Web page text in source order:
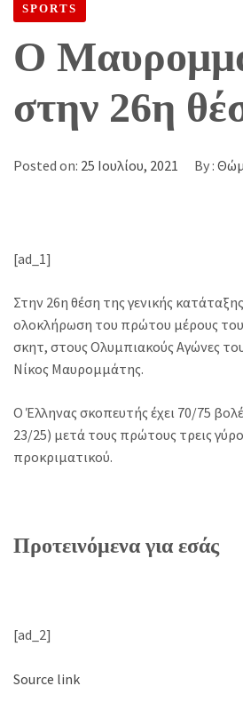
SPORTS
Ο
στην 26η
Posted on: 25 Ιουλίου, 2021 By :
[ad_1]
Στην 26η θέση της γενικής
ολοκλήρωση του πρώτου μέρους
σκητ, στους Ολυμπιακούς Αγώνες
Νίκος Μαυρομμάτης.
Ο Έλληνας σκοπευτής έχει 70/75
23/25) μετά τους πρώτους τρεις
προκριματικού.
Προτεινόμενα για εσάς
[ad_2]
Source link